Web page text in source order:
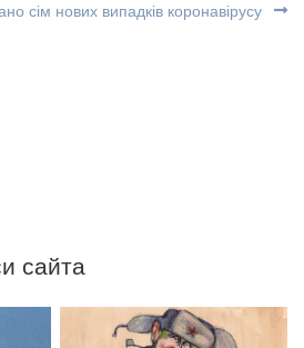
сім нових випадків коронавірусу
сайта